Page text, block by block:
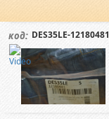
код: DES35LE-12180481